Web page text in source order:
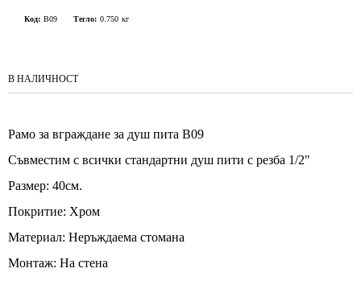
Код: B09 Тегло: 0.750 кг
В НАЛИЧНОСТ
Рамо за вграждане за душ пита B09
Съвместим с всички стандартни душ пити с резба 1/2"
Размер: 40см.
Покритие: Хром
Материал: Неръждаема стомана
Монтаж: На стена